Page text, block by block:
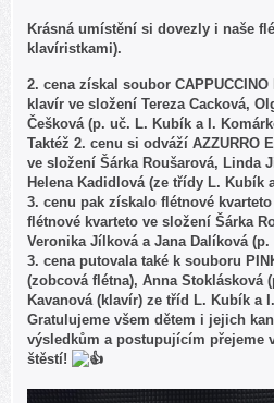
Krásná umístění si dovezly i naše
klavíristkami).
2. cena získal soubor CAPPUCCINO
klavír ve složení Tereza Cacková,
Češková (p. uč. L. Kubík a I.
Taktéž 2. cenu si odváží AZZURRO
ve složení Šárka Roušarová, Linda
Helena Kadidlová (ze třídy L. Kubík
3. cenu pak získalo flétnové kvarteto
flétnové kvarteto ve složení Šárka
Veronika Jílková a Jana Dalíková
3. cena putovala také k souboru
(zobcová flétna), Anna Stoklásková
Kavanová (klavír) ze tříd L. Kubík a
Gratulujeme všem dětem i jejich
výsledkům a postupujícím přejeme
štěstí!